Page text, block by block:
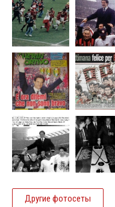
Другие фотосеты